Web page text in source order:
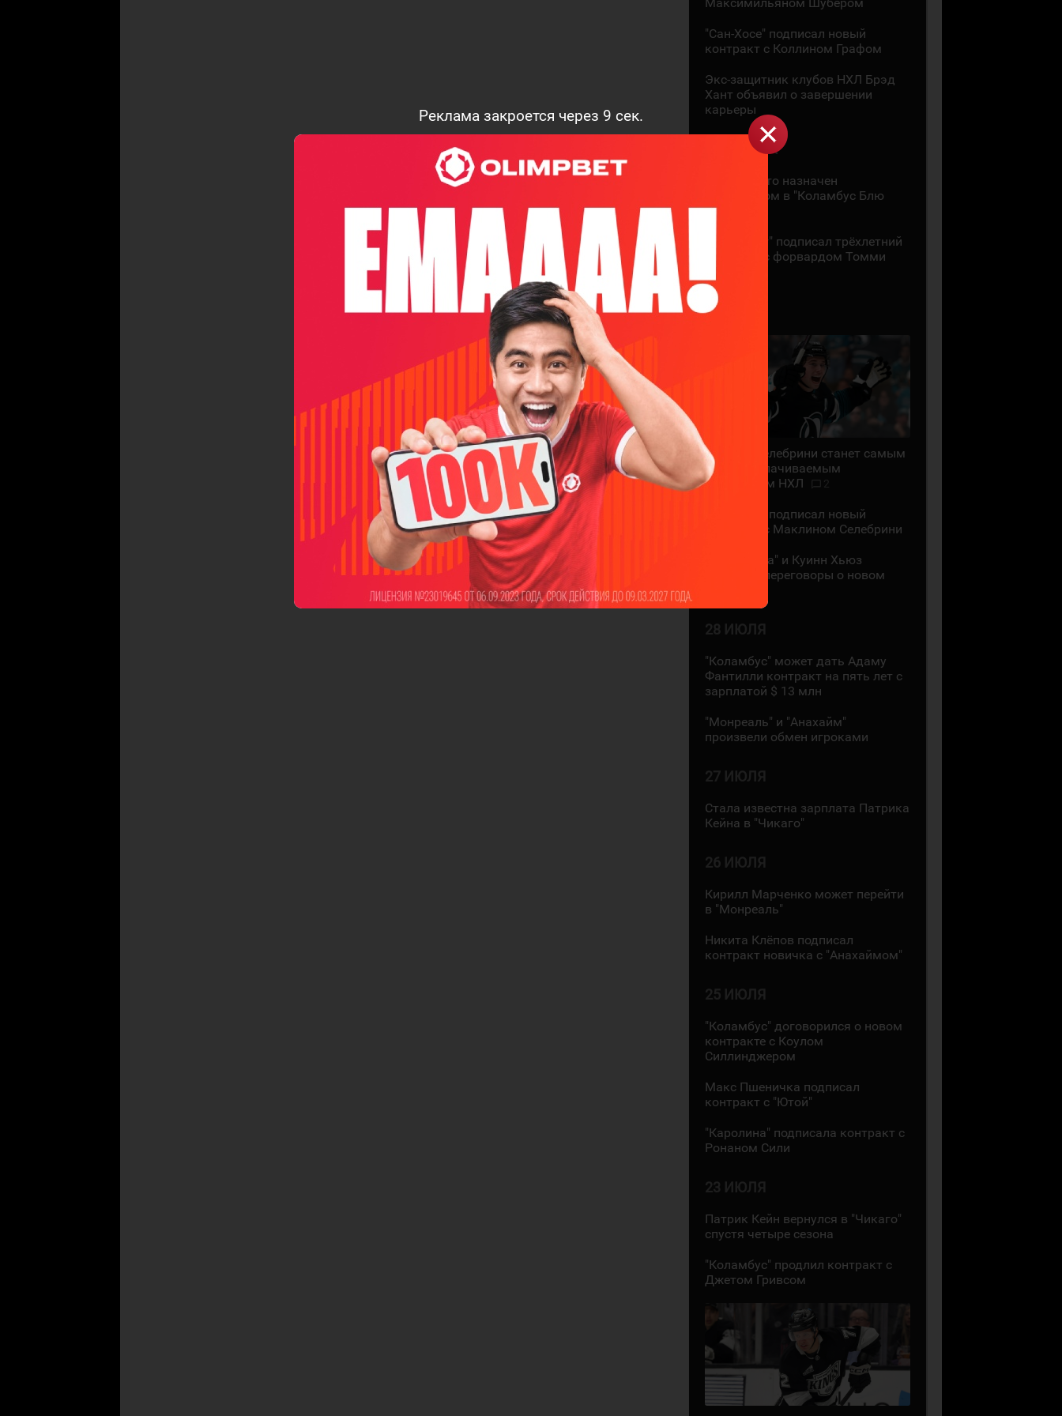
Реклама закроется через 8 сек.
"Сан-Хосе" подписал новый
контракт с Коллином Графом
Экс-защитник клубов НХЛ Брэд
Хант объявил о завершении
карьеры
1 АВГУСТА
Дон Гранато назначен
ассистентом в "Коламбус Блю
Джекетс"
"Питтсбург" подписал трёхлетний
контракт с форвардом Томми
Новаком
29 ИЮЛЯ
Маклин Селебрини станет самым
высокооплачиваемым
хоккеистом НХЛ
"Сан-Хосе" подписал новый
контракт с Маклином Селебрини
"Миннесота" и Куинн Хьюз
проведут переговоры о новом
28 ИЮЛЯ
"Коламбус" может дать Адаму
Фантилли контракт на пять лет с
зарплатой $ 13 млн
"Монреаль" и "Анахайм"
произвели обмен игроками
27 ИЮЛЯ
Стала известна зарплата Патрика
Кейна в "Чикаго"
26 ИЮЛЯ
Кирилл Марченко может перейти
в "Монреаль"
Никита Клёпов подписал
контракт новичка с "Анахаймом"
25 ИЮЛЯ
"Коламбус" договорился о новом
контракте с Коулом
Силлинджером
Макс Пшеничка подписал
контракт с "Ютой"
"Каролина" подписала контракт с
Ронаном Сили
23 ИЮЛЯ
Патрик Кейн вернулся в "Чикаго"
спустя четыре сезона
"Коламбус" продлил контракт с
Джетом Гривсом